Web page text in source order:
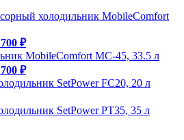
₽
₽